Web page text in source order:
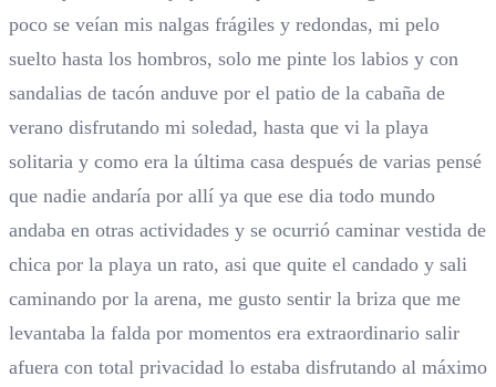
poco se veían mis nalgas frágiles y redondas, mi pelo
suelto hasta los hombros, solo me pinte los labios y con
sandalias de tacón anduve por el patio de la cabaña de
verano disfrutando mi soledad, hasta que vi la playa
solitaria y como era la última casa después de varias pensé
que nadie andaría por allí ya que ese dia todo mundo
andaba en otras actividades y se ocurrió caminar vestida de
chica por la playa un rato, asi que quite el candado y sali
caminando por la arena, me gusto sentir la briza que me
levantaba la falda por momentos era extraordinario salir
afuera con total privacidad lo estaba disfrutando al máximo